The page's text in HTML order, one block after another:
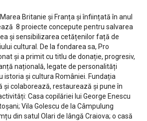
Britanie și Franța și înființată în anul
8 proiecte concepute pentru salvarea
și sensibilizarea cetățenilor față de
cultural. De la fondarea sa, Pro
și a primit cu titlu de donație, progresiv,
națională, legate de personalități
și cultura României. Fundația
și colaborează, restaurează și pune în
Casa copilăriei lui George Enescu
Vila Golescu de la Câmpulung
din satul Olari de lângă Craiova; o casă